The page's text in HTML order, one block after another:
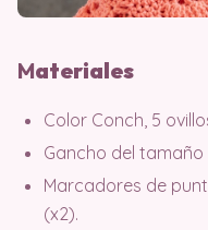
Materiales
Color Conch, 5
Gancho del
Marcadores de
(x2).